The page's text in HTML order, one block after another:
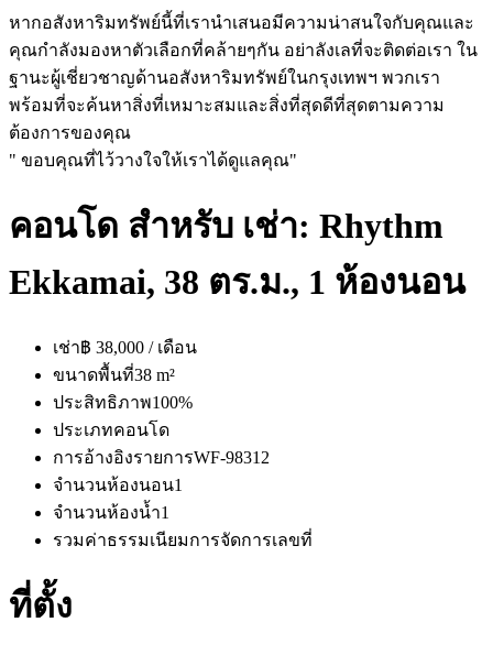
หากอสังหาริมทรัพย์นี้ที่เรานำเสนอมีความน่าสนใจกับคุณและ
คุณกำลังมองหาตัวเลือกที่คล้ายๆกัน อย่าลังเลที่จะติดต่อเรา ใน
ฐานะผู้เชี่ยวชาญด้านอสังหาริมทรัพย์ในกรุงเทพฯ พวกเรา
พร้อมที่จะค้นหาสิ่งที่เหมาะสมและสิ่งที่สุดดีที่สุดตามความ
ต้องการของคุณ
" ขอบคุณที่ไว้วางใจให้เราได้ดูแลคุณ"
คอนโด สำหรับ เช่า: Rhythm
Ekkamai, 38 ตร.ม., 1 ห้องนอน
เช่า฿ 38,000 / เดือน
ขนาดพื้นที่38 m²
ประสิทธิภาพ100%
ประเภทคอนโด
การอ้างอิงรายการWF-98312
จำนวนห้องนอน1
จำนวนห้องน้ำ1
รวมค่าธรรมเนียมการจัดการเลขที่
ที่ตั้ง